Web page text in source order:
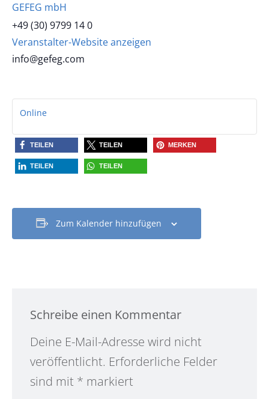
GEFEG mbH
+49 (30) 9799 14 0
Veranstalter-Website anzeigen
info@gefeg.com
Online
TEILEN TEILEN MERKEN
TEILEN TEILEN
Zum Kalender hinzufügen
Schreibe einen Kommentar
Deine E-Mail-Adresse wird nicht
veröffentlicht. Erforderliche Felder
sind mit * markiert
Alternative: